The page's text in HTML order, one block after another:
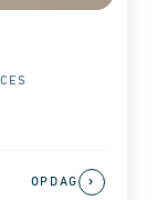
OPDAG ›